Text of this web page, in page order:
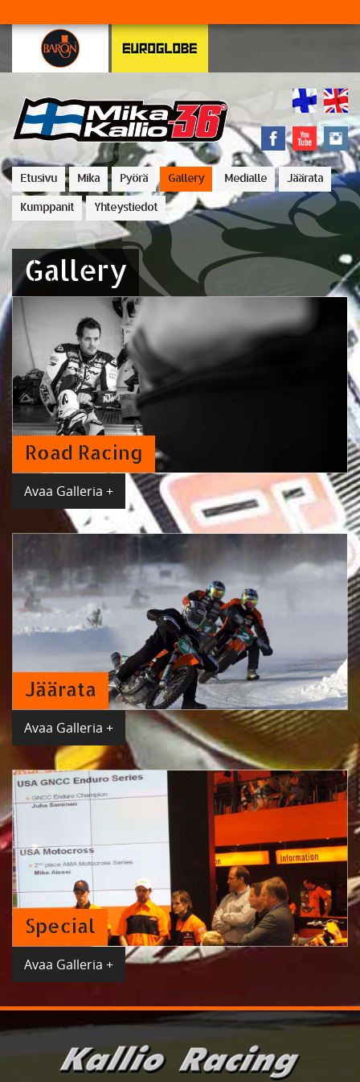
Etusivu Mika Pyörä Gallery Medialle Jäärata
Kumppanit Yhteystiedot
Gallery
Road Racing
Avaa Galleria +
Jäärata
Avaa Galleria +
Special
Avaa Galleria +